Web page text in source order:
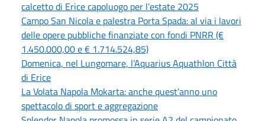
calcetto di Erice capoluogo per l’estate 2025
Campo San Nicola e palestra Porta Spada: al via i lavori
delle opere pubbliche finanziate con fondi PNRR (€
1.450.000,00 e € 1.714.524,85)
Domenica, nel Lungomare, l’Aquarius Aquathlon Città
di Erice
La Volata Napola Mokarta: anche quest’anno uno
spettacolo di sport e aggregazione